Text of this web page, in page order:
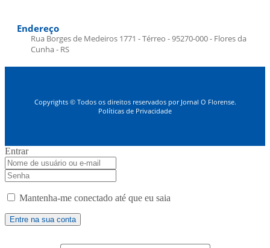
Endereço
Rua Borges de Medeiros 1771 - Térreo - 95270-000 - Flores da
Cunha - RS
Copyrights © Todos os direitos reservados por Jornal O Florense.
Políticas de Privacidade
Entrar
Mantenha-me conectado até que eu saia